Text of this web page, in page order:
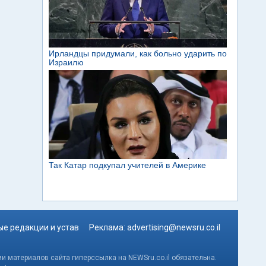
редакции и устав Реклама: advertising@newsru.co.il
сайта гиперссылка на NEWSru.co.il обязательна.